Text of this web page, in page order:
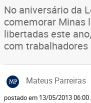
No aniversário da
comemorar Minas
libertadas este
com
MP Mateus Parreiras
postado em 13/05/2013